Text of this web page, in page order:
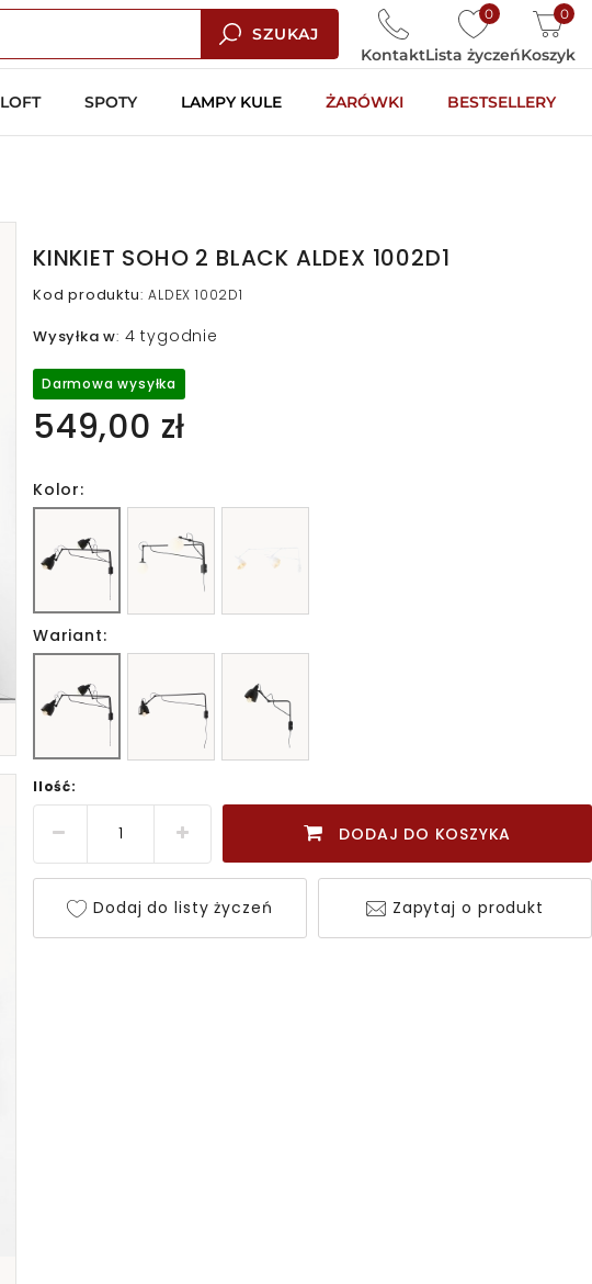
SZUKAJ
0
Lista życzeń
0
Koszyk
Kontakt
LOFT SPOTY LAMPY KULE ŻARÓWKI BESTSELLERY
KINKIET SOHO 2 BLACK ALDEX 1002D1
Kod produktu:ALDEX 1002D1
Wysyłka w: 4 tygodnie
Darmowa wysyłka
549,00 zł
Kolor:
Wariant:
Ilość:
DODAJ DO KOSZYKA
Dodaj do listy życzeń Zapytaj o produkt